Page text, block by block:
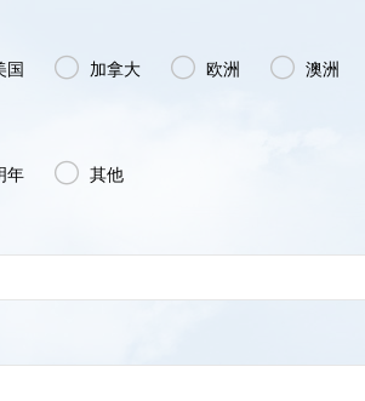
国  加拿大  欧洲  澳洲
年  其他